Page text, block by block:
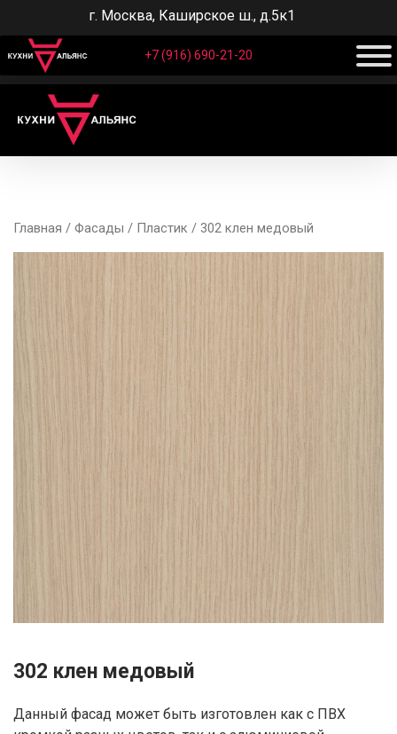
г. Москва, Каширское ш., д.5к1
+7 (916) 690-21-20
Главная / Фасады / Пластик / 302 клен медовый
302 клен медовый
Данный фасад может быть изготовлен как с ПВХ